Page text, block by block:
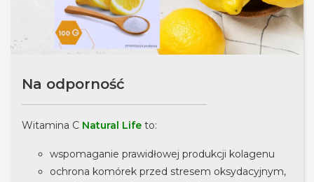
Na odporność
Witamina C Natural Life to:
wspomaganie prawidłowej produkcji kolagenu
ochrona komórek przed stresem oksydacyjnym,